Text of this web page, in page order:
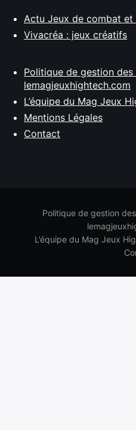
Actu Jeux de combat et
Vivacréa : jeux créatifs
Politique de gestion
lemagjeuxhightech.com
L’équipe du Mag Jeux
Mentions Légales
Contact
Politique de gestion
L’équipe du Mag Jeux